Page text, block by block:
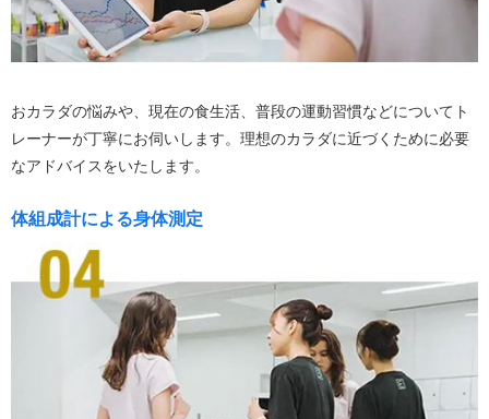
おカラダの悩みや、現在の食生活、普段の運動習慣などについてト
レーナーが丁寧にお伺いします。理想のカラダに近づくために必要
なアドバイスをいたします。
体組成計による身体測定